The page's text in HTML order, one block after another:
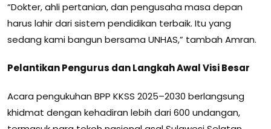
“Dokter, ahli pertanian, dan pengusaha masa depan
harus lahir dari sistem pendidikan terbaik. Itu yang
sedang kami bangun bersama UNHAS,” tambah Amran.
Pelantikan Pengurus dan Langkah Awal Visi Besar
Acara pengukuhan BPP KKSS 2025–2030 berlangsung
khidmat dengan kehadiran lebih dari 600 undangan,